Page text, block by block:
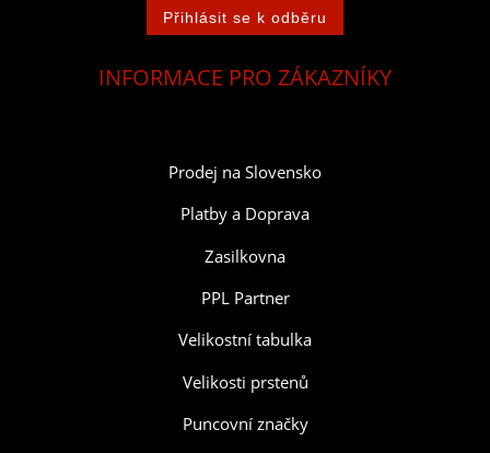
INFORMACE PRO ZÁKAZNÍKY
Prodej na Slovensko
Platby a Doprava
Zasilkovna
PPL Partner
Velikostní tabulka
Velikosti prstenů
Puncovní značky